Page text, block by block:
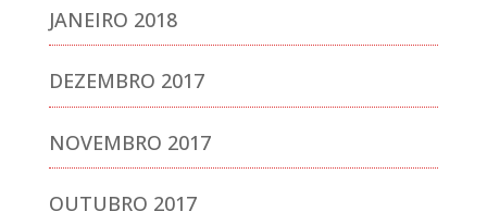
JANEIRO 2018
DEZEMBRO 2017
NOVEMBRO 2017
OUTUBRO 2017